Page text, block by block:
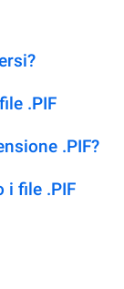
.PIF
.PIF?
i file .PIF